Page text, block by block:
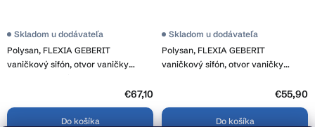
Polysan, FLEXIA GEBERIT
vaničkový sifón, otvor vaničky
Skladom u dodávateľa
€67,10
Do košíka
Polysan, FLEXIA GEBERIT
vaničkový sifón, otvor vaničky
Skladom u dodávateľa
€55,90
Do košíka